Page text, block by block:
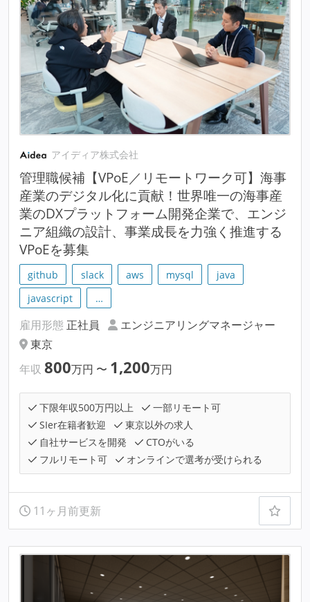
アイディア株式会社
管理職候補【VPoE／リモートワーク可】海事
産業のデジタル化に貢献！世界唯一の海事産
業のDXプラットフォーム開発企業で、エンジ
ニア組織の設計、事業成長を力強く推進する
VPoEを募集
github slack aws mysql
java
javascript
…
雇用形態 正社員
エンジニアリングマネージャー
東京
年収 800万円 〜 1,200万円
下限年収500万円以上
一部リモート可
SIer在籍者歓迎
東京以外の求人
自社サービスを開発
CTOがいる
フルリモート可
オンラインで選考が受けられる
11ヶ月前更新